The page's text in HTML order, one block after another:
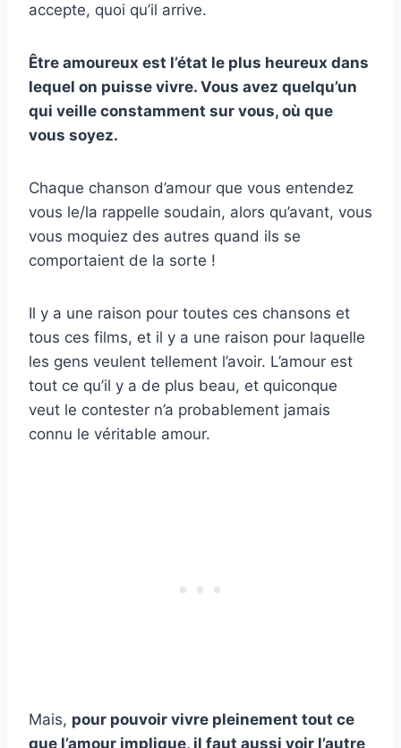
accepte, quoi qu’il arrive.
Être amoureux est l’état le plus heureux dans
lequel on puisse vivre. Vous avez quelqu’un
qui veille constamment sur vous, où que
vous soyez.
Chaque chanson d’amour que vous entendez
vous le/la rappelle soudain, alors qu’avant, vous
vous moquiez des autres quand ils se
comportaient de la sorte !
Il y a une raison pour toutes ces chansons et
tous ces films, et il y a une raison pour laquelle
les gens veulent tellement l’avoir. L’amour est
tout ce qu’il y a de plus beau, et quiconque
veut le contester n’a probablement jamais
connu le véritable amour.
Mais, pour pouvoir vivre pleinement tout ce
que l’amour implique, il faut aussi voir l’autre